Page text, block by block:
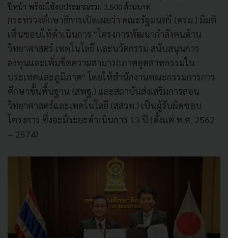
ปีหน้า พร้อมใช้งบประมาณรวม 3,500 ล้านบาท
กระทรวงศึกษาธิการเปิดเผยว่า คณะรัฐมนตรี (ครม.) มีมติ
เห็นชอบให้ดำเนินการ "โครงการพัฒนากำลังคนด้าน
วิทยาศาสตร์ เทคโนโลยี และนวัตกรรม สนับสนุนการ
ลงทุนและเพิ่มขีดความสามารถภาคอุตสาหกรรมใน
ประเทศและภูมิภาค" โดยให้สำนักงานคณะกรรมการการ
ศึกษาขั้นพื้นฐาน (สพฐ.) และสถาบันส่งเสริมการสอน
วิทยาศาสตร์และเทคโนโลยี (สสวท.) เป็นผู้รับผิดชอบ
โครงการ ซึ่งจะมีระยะดำเนินการ 13 ปี (ตั้งแต่ พ.ศ. 2562
– 2574)